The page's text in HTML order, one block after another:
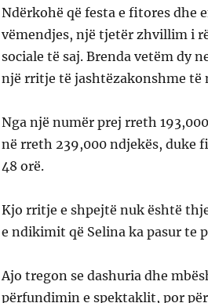
Ndërkohë që festa e fitores dhe
vëmendjes, një tjetër zhvillim i
sociale të saj. Brenda vetëm dy
një rritje të jashtëzakonshme të
Nga një numër prej rreth
në rreth 239,000 ndjekës, duke
48 orë.
Kjo rritje e shpejtë nuk është
e ndikimit që Selina ka pasur te
Ajo tregon se dashuria dhe
përfundimin e spektaklit, por